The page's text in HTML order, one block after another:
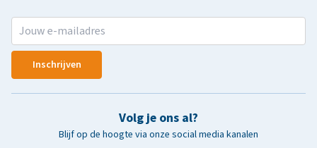
Inschrijven
Volg je ons al?
Blijf op de hoogte via onze social media kanalen